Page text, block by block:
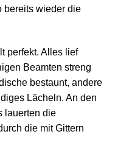
bereits wieder die
perfekt. Alles lief
Beamten streng
bestaunt, andere
Lächeln. An den
lauerten die
die mit Gittern